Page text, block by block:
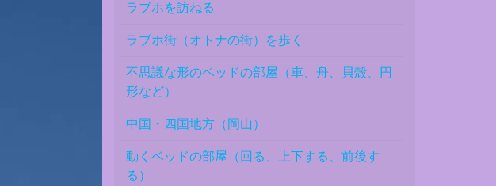
ラブホを訪ねる
ラブホ街（オトナの街）を歩く
不思議な形のベッドの部屋（車、舟、貝殻、円
形など）
中国・四国地方（岡山）
動くベッドの部屋（回る、上下する、前後す
る）